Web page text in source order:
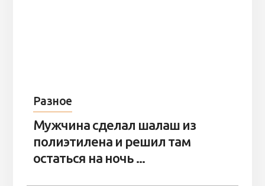
Разное
Мужчина сделал шалаш из
полиэтилена и решил там
остаться на ночь ...